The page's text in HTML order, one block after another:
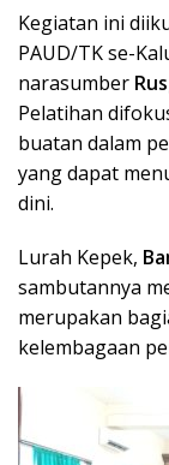
Kegiatan ini
PAUD/TK se-
narasumber
Pelatihan
buatan dalam
yang dapat
dini.
Lurah Kepek,
sambutannya
merupakan
kelembagaan